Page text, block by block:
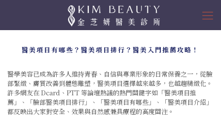
醫美項目有哪些？醫美項目排行？醫美入門推薦攻略！
醫學美容已成為許多人維持青春、自信與專業形象的日常保養之一，從臉
部緊緻、膚質改善到體態雕塑，醫美項目選擇越來越多，也越趨精緻化。
許多網友在 Dcard、PTT 等論壇熱議的熱門關鍵字如「醫美項目推
薦」、「臉部醫美項目排行」、「醫美項目有哪些」、「醫美項目介紹」
都反映出大家對安全、效果與自然感兼具療程的高度關注。